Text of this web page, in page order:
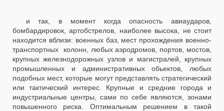
и так, в момент когда опасность авиаударов,
бомбардировок, артобстрелов, наиболее высока, не стоит
находится вблизи: военных баз, мест прохождения военно-
транспортных колонн, любых аэродромов, портов, мостов,
крупных железнодорожных узлов и магистралей, крупных
промышленных и административных обьектов, любых
подобных мест, которые могут представлять стратегический
или тактический интерес. Крупные и средние города и
индустриальные центры, сами по себе являются, зонами
повышенного риска. Оптимальным решением в такой